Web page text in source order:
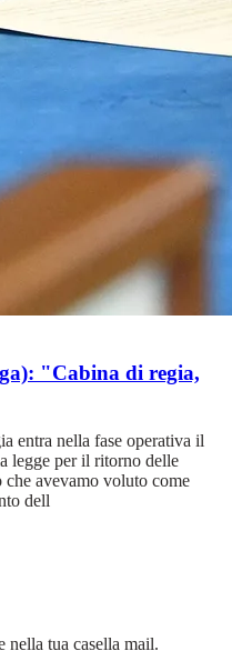
"Cabina di regia,
entra nella fase operativa il
legge per il ritorno delle
che avevamo voluto come
dell
nella tua casella mail.